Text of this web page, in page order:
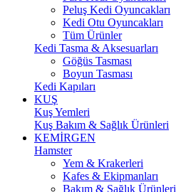
Peluş Kedi Oyuncakları
Kedi Otu Oyuncakları
Tüm Ürünler
Kedi Tasma & Aksesuarları
Göğüs Tasması
Boyun Tasması
Kedi Kapıları
KUŞ
Kuş Yemleri
Kuş Bakım & Sağlık Ürünleri
KEMİRGEN
Hamster
Yem & Krakerleri
Kafes & Ekipmanları
Bakım & Sağlık Ürünleri